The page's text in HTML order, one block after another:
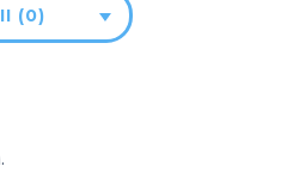
(0)